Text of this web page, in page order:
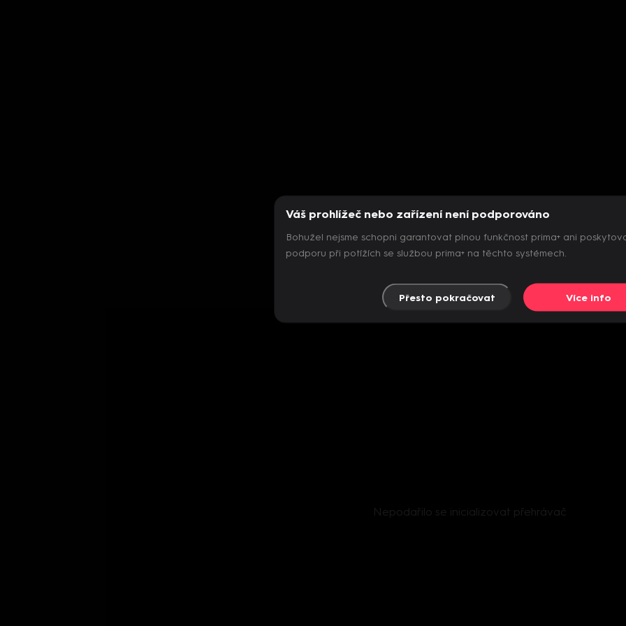
Nepodařilo se inicializovat přehrávač
Váš prohlížeč nebo zařízení není podporováno
Bohužel nejsme schopni garantovat plnou funkčnost prima+ ani
podporu při potížích se službou prima+ na těchto systémech.
Přesto pokračovat Více info